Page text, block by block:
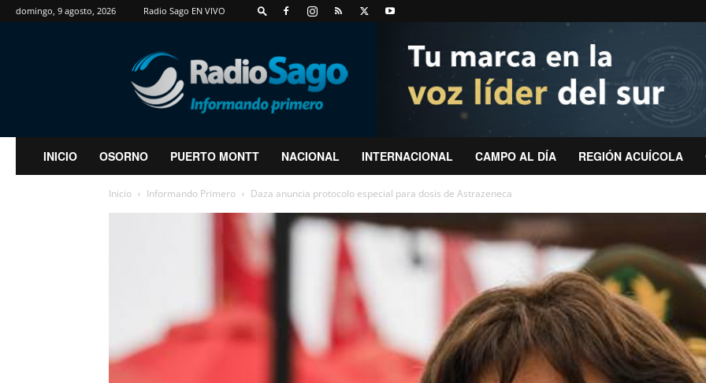
domingo, 9 agosto, 2026 Radio Sago EN VIVO
RadioSago
INICIO OSORNO PUERTO MONTT NACIONAL INTERNACIONAL CAMPO AL DÍA REGIÓN ACUÍCOLA
Inicio Informando Primero Daza anuncia protocolo especial para dosis de Astrazeneca